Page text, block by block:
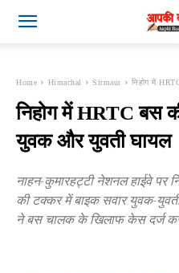
Home Himachal Sirmaur निहोग में
निहोग में HRTC बस
युवक और युवती घायल
नाहन-कुमारहट्टी नेशनल हाईवे पर
की टक्कर में बाइक सवार युवक-
ने बस चालक के खिलाफ केस दर्ज